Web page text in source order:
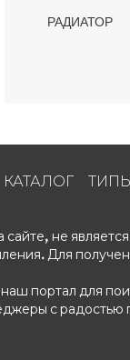
РАДИАТОР
КАТАЛОГ
сайте, не
Для
портал для
с радостью